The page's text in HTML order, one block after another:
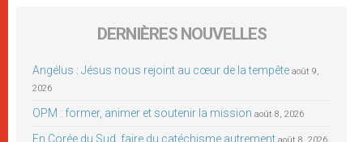
DERNIÈRES NOUVELLES
Angélus : Jésus nous rejoint au cœur de la tempête août 9,
2026
OPM : former, animer et soutenir la mission août 8, 2026
En Corée du Sud, faire du catéchisme autrement août 8, 2026